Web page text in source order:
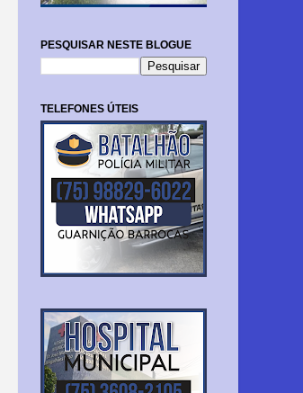
PESQUISAR NESTE BLOGUE
TELEFONES ÚTEIS